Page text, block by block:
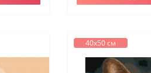
40х50 см